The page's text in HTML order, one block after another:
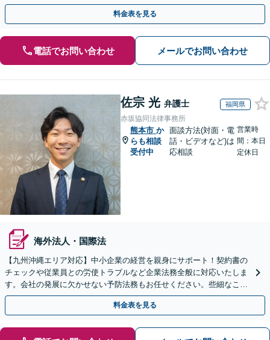
ガルサービスを提供いたします。
料金表を見る
電話でお問い合わせ メールでお問い合わせ
佐宗 光 弁護士 福岡県
赤坂協同法律事務所
熊本市 か
らも相談
受付中
面談方法(対面・電
話・ビデオなど)は
応相談
営業時
間：本日
定休日
海外法人・国際法
【九州沖縄エリア対応】中小企業の経営を親身にサポート！契約書の
チェックや従業員との労使トラブルなど企業法務全般に対応いたしま
す。会社の発展に欠かせない予防法務もお任せください。些細なこと
もご相談ください。【初回相談無料】【夜間・休日相談可】
料金表を見る